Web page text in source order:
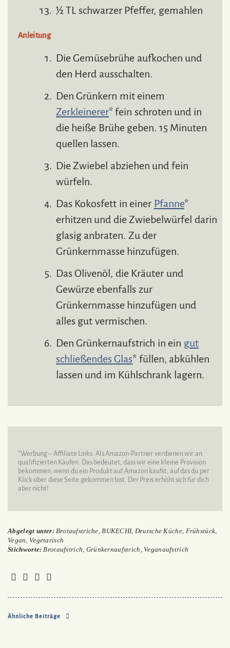
½ TL schwarzer Pfeffer, gemahlen
Anleitung
Die Gemüsebrühe aufkochen und
den Herd ausschalten.
Den Grünkern mit einem
Zerkleinerer* fein schroten und in
die heiße Brühe geben. 15 Minuten
quellen lassen.
Die Zwiebel abziehen und fein
würfeln.
Das Kokosfett in einer Pfanne*
erhitzen und die Zwiebelwürfel darin
glasig anbraten. Zu der
Grünkernmasse hinzufügen.
Das Olivenöl, die Kräuter und
Gewürze ebenfalls zur
Grünkernmasse hinzufügen und
alles gut vermischen.
Den Grünkernaufstrich in ein gut
schließendes Glas* füllen, abkühlen
lassen und im Kühlschrank lagern.
*Werbung – Affiliate Links: Als Amazon-Partner verdienen wir an
qualifizierten Käufen. Das bedeutet, dass wir eine kleine Provision
bekommen, wenn du ein Produkt auf Amazon kaufst, auf das du per
Klick über diese Seite gekommen bist. Der Preis erhöht sich für dich
aber nicht!
Abgelegt unter: Brotaufstriche BUKECHI, Deutsche Küche, Frühstück
Vegan Vegetarisch
Stichworte: Brotaufstrich Grünkernaufstrich Veganaufstrich
Ähnliche Beiträge